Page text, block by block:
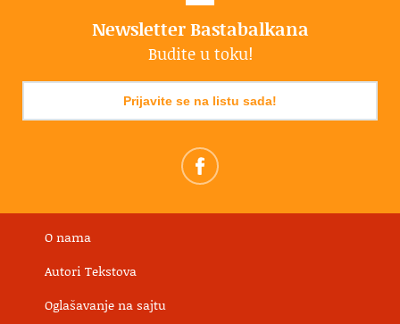
Newsletter Bastabalkana
Budite u toku!
Prijavite se na listu sada!
O nama
Autori Tekstova
Oglašavanje na sajtu